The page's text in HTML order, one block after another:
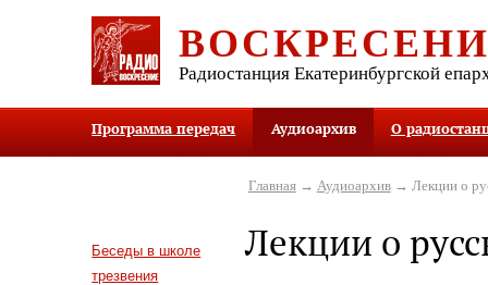
Радиостанция Екатеринбургской
Программа передач Аудиоархив О
Беседы в школе
трезвения
Главная→ Аудиоархив→ Лекции о
Лекции о